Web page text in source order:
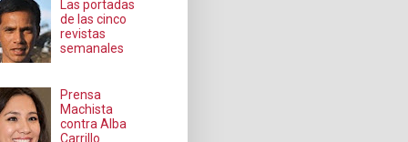
Las portadas
de las cinco
revistas
semanales
Prensa
Machista
contra Alba
Carrillo